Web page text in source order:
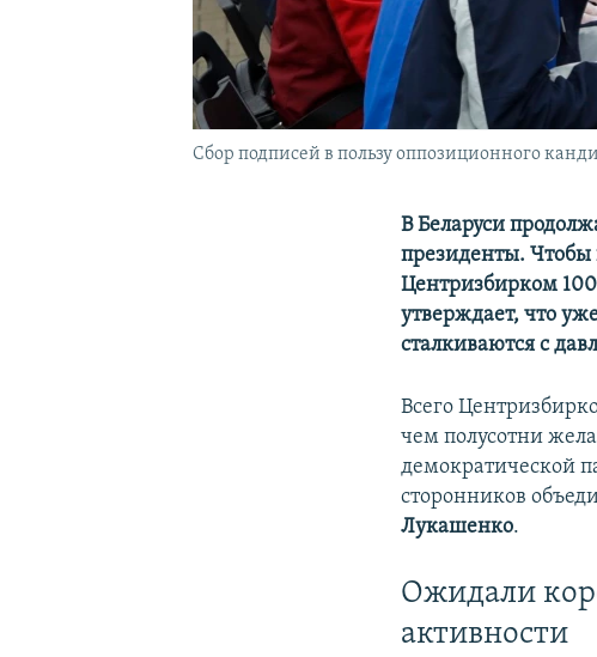
Сбор подписей в пользу оппозиционного
В Беларуси
президенты. Чтобы
Центризбирком
утверждает, что
сталкиваются с
Всего
чем полусотни
демократической
сторонников
Лукашенко.
Ожидали
активности